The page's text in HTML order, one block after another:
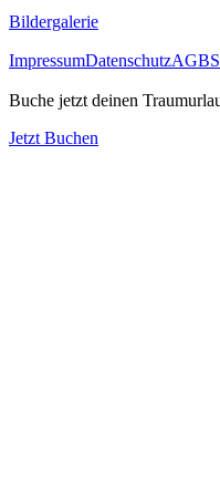
Bildergalerie
ImpressumDatenschutzAGBS
Buche jetzt deinen
Jetzt Buchen